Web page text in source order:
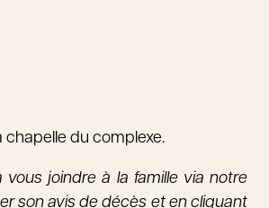
chapelle du complexe.
joindre à la famille via notre
son avis de décès et en cliquant